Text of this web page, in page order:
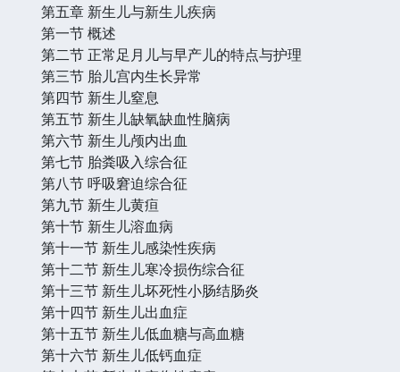
第五章 新生儿与新生儿疾病
第一节 概述
第二节 正常足月儿与早产儿的特点与护理
第三节 胎儿宫内生长异常
第四节 新生儿窒息
第五节 新生儿缺氧缺血性脑病
第六节 新生儿颅内出血
第七节 胎粪吸入综合征
第八节 呼吸窘迫综合征
第九节 新生儿黄疸
第十节 新生儿溶血病
第十一节 新生儿感染性疾病
第十二节 新生儿寒冷损伤综合征
第十三节 新生儿坏死性小肠结肠炎
第十四节 新生儿出血症
第十五节 新生儿低血糖与高血糖
第十六节 新生儿低钙血症